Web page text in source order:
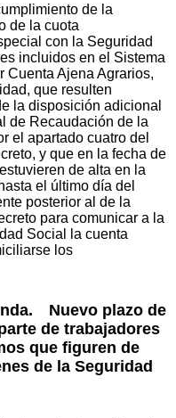
de la
de la cuota
con la Seguridad
incluidos en el Sistema
Cuenta Ajena Agrarios,
que resulten
la disposición adicional
de Recaudación de la
el apartado cuatro del
y que en la fecha de
de alta en la
el último día del
posterior al de la
para comunicar a la
Social la cuenta
los
Nuevo plazo de
de trabajadores
que figuren de
de la Seguridad